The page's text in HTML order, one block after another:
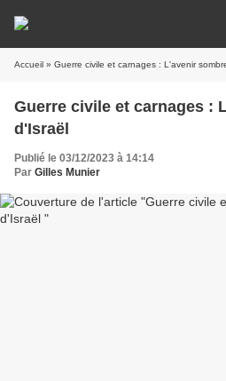
Accueil » Guerre civile et carnages : L'avenir
Guerre civile et carnages :
d'Israël
Publié le 03/12/2023 à 14:14
Par Gilles Munier